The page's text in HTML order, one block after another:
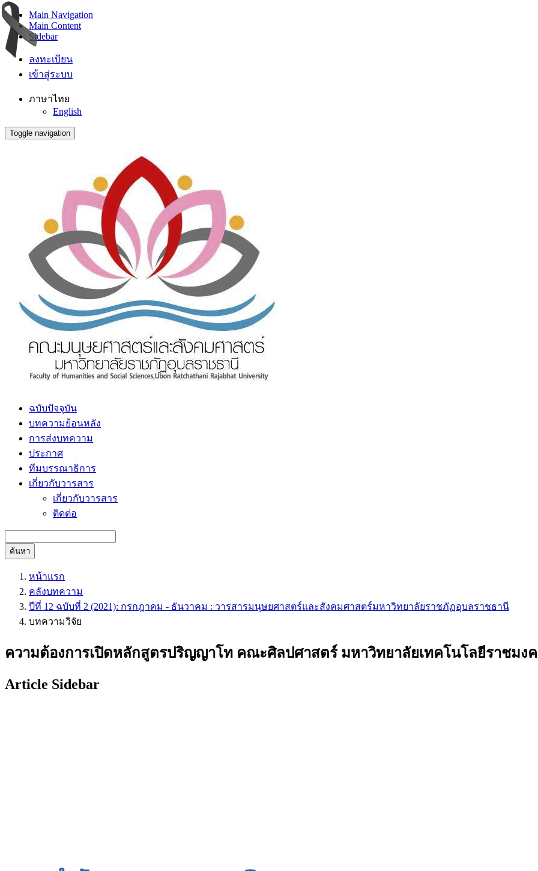
Main Navigation
Main Content
Sidebar
ลงทะเบียน
เข้าสู่ระบบ
ภาษาไทย
English
Toggle navigation
ฉบับปัจจุบัน
บทความย้อนหลัง
การส่งบทความ
ประกาศ
ทีมบรรณาธิการ
เกี่ยวกับวารสาร
เกี่ยวกับวารสาร
ติดต่อ
ค้นหา
หน้าแรก
คลังบทความ
ปีที่ 12 ฉบับที่ 2 (2021): กรกฎาคม - ธันวาคม : วารสารมนุษยศาสตร์และสังคมศาสตร์มหาวิทยาลัยราชภัฏอุบลราชธานี
บทความวิจัย
ความต้องการเปิดหลักสูตรปริญญาโท คณะศิลปศาสตร์ มหาวิทยาลัยเทคโนโลยีราชมง
Article Sidebar